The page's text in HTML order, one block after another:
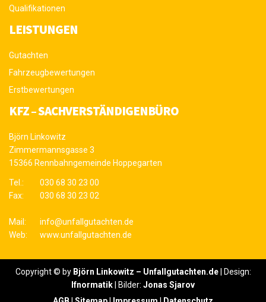
Qualifikationen
LEISTUNGEN
Gutachten
Fahrzeugbewertungen
Erstbewertungen
KFZ – SACHVERSTÄNDIGENBÜRO
Björn Linkowitz
Zimmermannsgasse 3
15366 Rennbahngemeinde Hoppegarten
Tel.:
030 68 30 23 00
Fax:
030 68 30 23 02
Mail:
info@unfallgutachten.de
Web:
www.unfallgutachten.de
Copyright © by Björn Linkowitz – Unfallgutachten.de| Design:
Ifnormatik | Bilder: Jonas Sjarov